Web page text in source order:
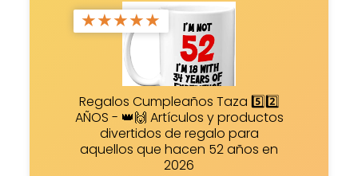
★★★★★
Regalos Cumpleaños Taza 5️⃣2️⃣
AÑOS - 👑🙌 Artículos y productos
divertidos de regalo para
aquellos que hacen 52 años en
2026